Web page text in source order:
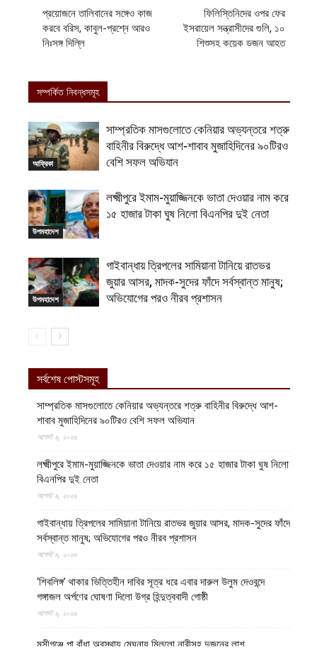
প্রয়োজনে তালিবানের সঙ্গেও কাজ
করবে বরিস, কাবুল-প্রশ্নে আরও
নিঃসঙ্গ দিল্লি
ফিলিস্তিনিদের ওপর ফের
ইসরায়েল সন্ত্রাসীদের গুলি, ১০
শিশুসহ কয়েক ডজন আহত
সম্পর্কিত নিবন্ধসমূহ
আফ্রিকা
সাম্প্রতিক মাসগুলোতে কেনিয়ার অভ্যন্তরে শত্রু
বাহিনীর বিরুদ্ধে আশ-শাবাব মুজাহিদিনের ৯০টিরও
বেশি সফল অভিযান
উপমহাদেশ
লক্ষ্মীপুরে ইমাম-মুয়াজ্জিনকে ভাতা দেওয়ার নাম করে
১৫ হাজার টাকা ঘুষ নিলো বিএনপির দুই নেতা
উপমহাদেশ
গাইবান্ধায় ত্রিপলের সামিয়ানা টানিয়ে রাতভর
জুয়ার আসর, মাদক-সুদের ফাঁদে সর্বস্বান্ত মানুষ;
অভিযোগের পরও নীরব প্রশাসন
সর্বশেষ পোস্টসমূহ
সাম্প্রতিক মাসগুলোতে কেনিয়ার অভ্যন্তরে শত্রু বাহিনীর বিরুদ্ধে আশ-
শাবাব মুজাহিদিনের ৯০টিরও বেশি সফল অভিযান
আগস্ট ৯, ২০২৬
লক্ষ্মীপুরে ইমাম-মুয়াজ্জিনকে ভাতা দেওয়ার নাম করে ১৫ হাজার টাকা ঘুষ নিলো
বিএনপির দুই নেতা
আগস্ট ৯, ২০২৬
গাইবান্ধায় ত্রিপলের সামিয়ানা টানিয়ে রাতভর জুয়ার আসর, মাদক-সুদের ফাঁদে
সর্বস্বান্ত মানুষ; অভিযোগের পরও নীরব প্রশাসন
আগস্ট ৯, ২০২৬
‘শিবলিঙ্গ’ থাকার ভিত্তিহীন দাবির সূত্র ধরে এবার দারুল উলুম দেওবন্দে
গঙ্গাজল অর্পণের ঘোষণা দিলো উগ্র হিন্দুত্ববাদী গোষ্ঠী
আগস্ট ৯, ২০২৬
মুন্সীগঞ্জে পা বাঁধা অবস্থায় মেঘনায় মিললো নারীসহ দুজনের লাশ